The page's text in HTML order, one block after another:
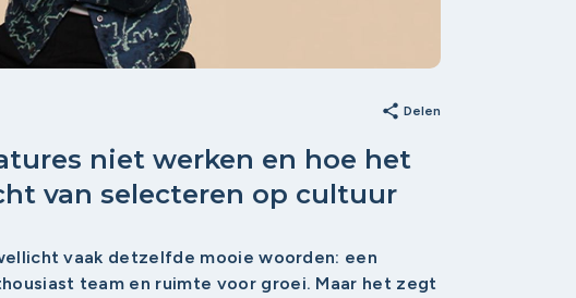
share Delen
niet werken en hoe het
van selecteren op cultuur
vaak detzelfde mooie woorden: een
team en ruimte voor groei. Maar het zegt